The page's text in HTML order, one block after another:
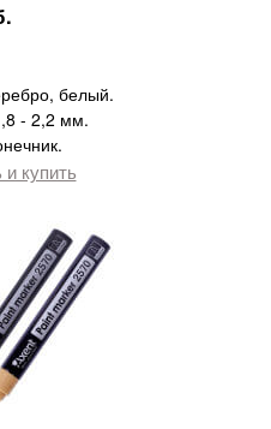
белый.
- 2,2 мм.
купить